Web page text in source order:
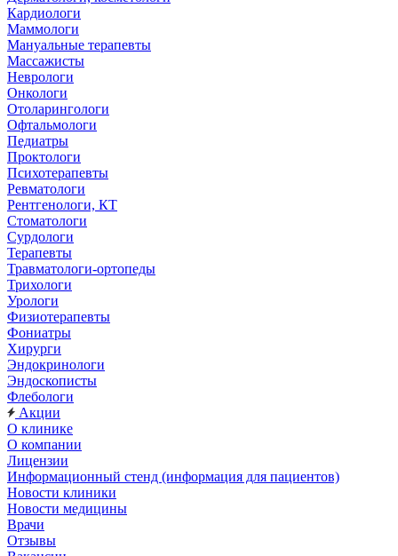
Кардиологи
Маммологи
Мануальные терапевты
Массажисты
Неврологи
Онкологи
Отоларингологи
Офтальмологи
Педиатры
Проктологи
Психотерапевты
Ревматологи
Рентгенологи, КТ
Стоматологи
Сурдологи
Терапевты
Травматологи-ортопеды
Трихологи
Урологи
Физиотерапевты
Фониатры
Хирурги
Эндокринологи
Эндоскописты
Флебологи
Акции
О клинике
О компании
Лицензии
Информационный стенд (информация для пациентов)
Новости клиники
Новости медицины
Врачи
Отзывы